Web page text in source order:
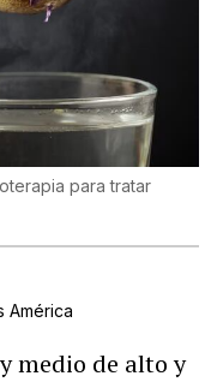
para tratar
América
medio de alto y